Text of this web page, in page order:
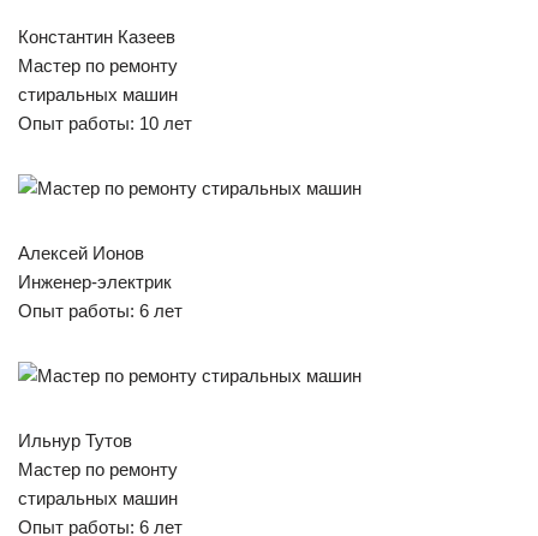
Константин Казеев
Мастер по ремонту
стиральных машин
Опыт работы: 10 лет
Алексей Ионов
Инженер-электрик
Опыт работы: 6 лет
Ильнур Тутов
Мастер по ремонту
стиральных машин
Опыт работы: 6 лет